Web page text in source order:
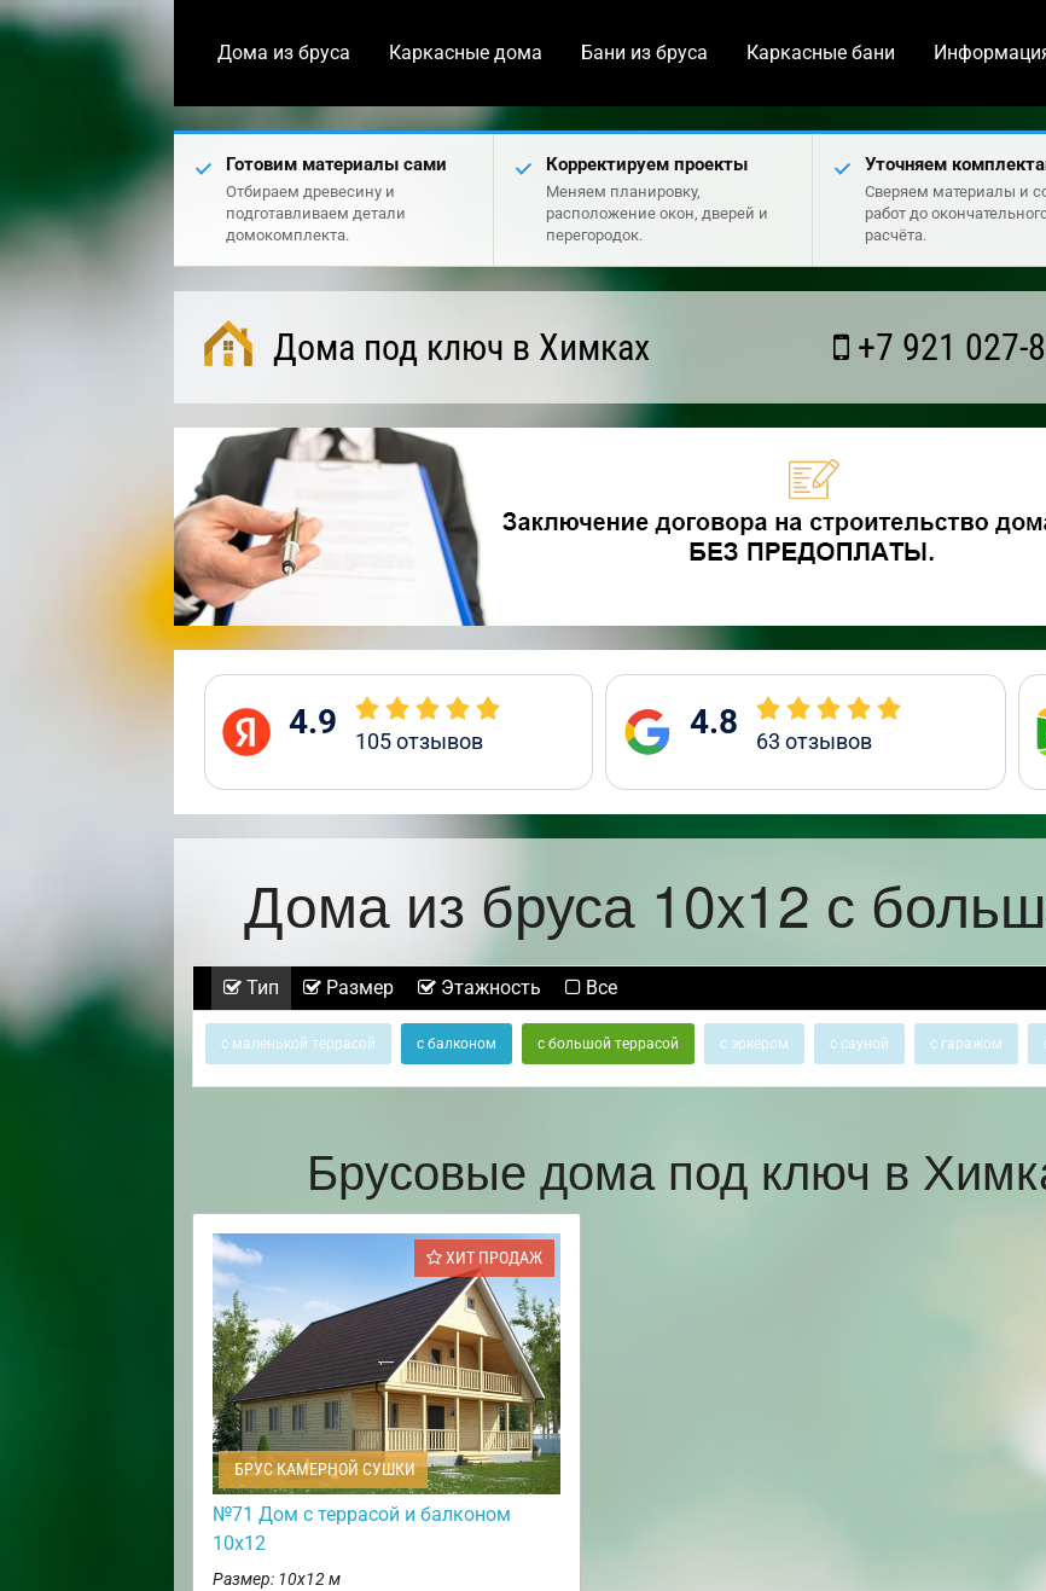
Дома из бруса Каркасные дома Бани из бруса Каркасные бани
Готовим материалы сами
Отбираем древесину и
подготавливаем детали
домокомплекта.
Корректируем проекты
Меняем планировку,
расположение окон, дверей и
перегородок.
Уточняем
Сверяем материалы и
работ до
расчёта.
Дома под ключ в Химках +7 921 027-
4.9 105отзывов 4.8 63 отзывов
Дома из бруса 10х12 с
Тип Размер Этажность Все
с маленькой террасой с балконом с большой террасой с эркером с сауной с гаражом
Брусовые дома под ключ в
ХИТ ПРОДАЖ
БРУС КАМЕРНОЙ СУШКИ
№71 Дом с террасой и балконом
10х12
Размер: 10х12 м